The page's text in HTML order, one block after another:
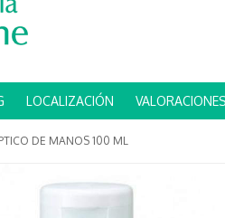
LOCALIZACIÓN VALORACIONES
DE MANOS 100 ML